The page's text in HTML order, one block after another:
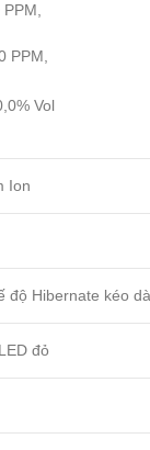
PPM,
Vol
Ion
độ Hibernate kéo
đỏ